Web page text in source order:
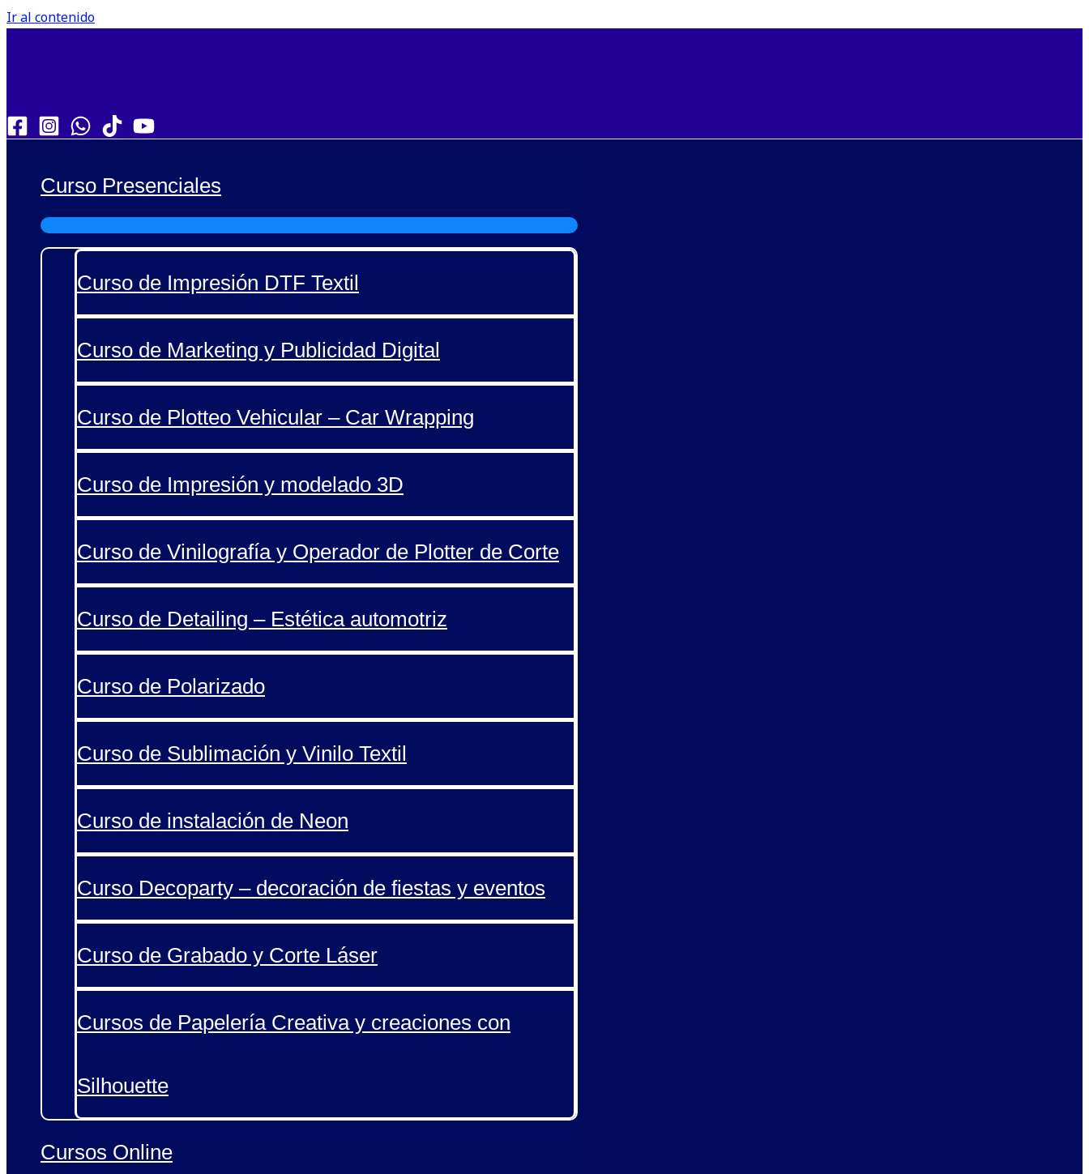
Ir al contenido
Curso Presenciales
Curso de Impresión DTF Textil
Curso de Marketing y Publicidad Digital
Curso de Plotteo Vehicular – Car Wrapping
Curso de Impresión y modelado 3D
Curso de Vinilografía y Operador de Plotter de Corte
Curso de Detailing – Estética automotriz
Curso de Polarizado
Curso de Sublimación y Vinilo Textil
Curso de instalación de Neon
Curso Decoparty – decoración de fiestas y eventos
Curso de Grabado y Corte Láser
Cursos de Papelería Creativa y creaciones con
Silhouette
Cursos Online